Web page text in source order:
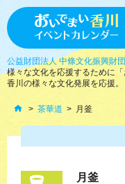
公益財団法人 中條文化振興財団
様々な文化を応援するために
香川の様々な文化発展を応援。
茶華道 月釜
月釜